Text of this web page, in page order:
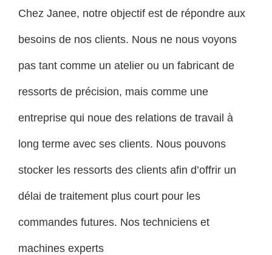
Chez Janee, notre objectif est de répondre aux
besoins de nos clients. Nous ne nous voyons
pas tant comme un atelier ou un fabricant de
ressorts de précision, mais comme une
entreprise qui noue des relations de travail à
long terme avec ses clients. Nous pouvons
stocker les ressorts des clients afin d’offrir un
délai de traitement plus court pour les
commandes futures. Nos techniciens et
machines experts